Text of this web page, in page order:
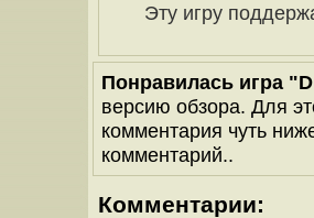
Эту игру
Понравилась игра
версию обзора. Для
комментария чуть
комментарий..
Комментарии: